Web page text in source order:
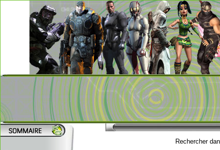
Rechercher